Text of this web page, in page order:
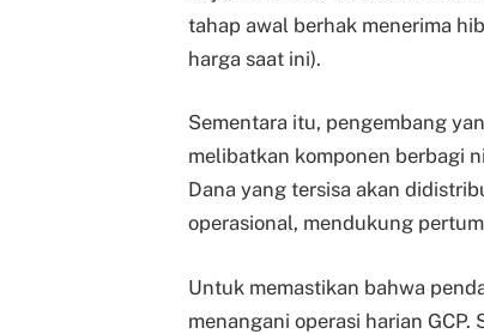
tahap awal berhak menerima
harga saat ini).
Sementara itu, pengembang
melibatkan komponen berbagi
Dana yang tersisa akan
operasional, mendukung
Untuk memastikan bahwa
menangani operasi harian